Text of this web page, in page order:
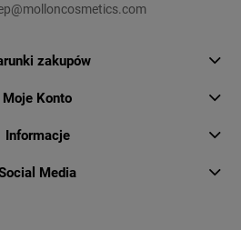
zakupów
Moje Konto
Informacje
Media